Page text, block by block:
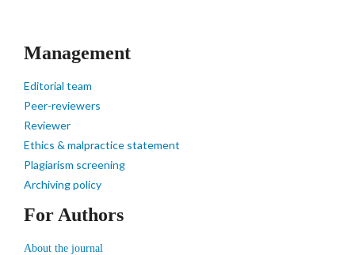
Management
Editorial team
Peer-reviewers
Reviewer
Ethics & malpractice statement
Plagiarism screening
Archiving policy
For Authors
About the journal